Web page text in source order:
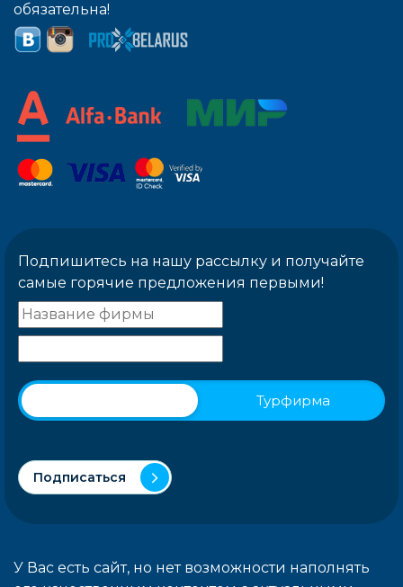
обязательна!
Подпишитесь на нашу рассылку и получайте
самые горячие предложения первыми!
Турфирма
Подписаться
У Вас есть сайт, но нет возможности наполнять